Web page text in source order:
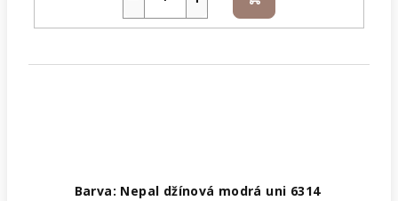
košíku
Barva: Nepal džínová modrá uni 6314